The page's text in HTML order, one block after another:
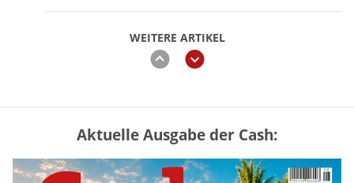
WEITERE ARTIKEL
zurückweiter
„Jung kauft Alt“ 2026: Neue Förderung im
Überblick – Tabelle mit Kreditbeträgen
und Einkommensgrenzen
Aktuelle Ausgabe der Cash: